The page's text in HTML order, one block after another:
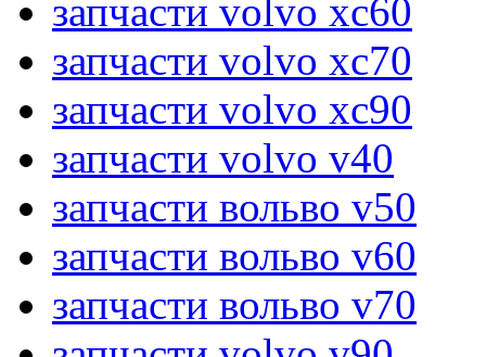
запчасти volvo xc60
запчасти volvo xc70
запчасти volvo xc90
запчасти volvo v40
запчасти вольво v50
запчасти вольво v60
запчасти вольво v70